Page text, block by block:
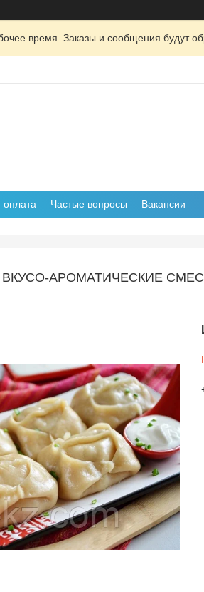
время. Заказы и сообщения будут
оплата Частые вопросы Вакансии
ВКУСО-АРОМАТИЧЕСКИЕ